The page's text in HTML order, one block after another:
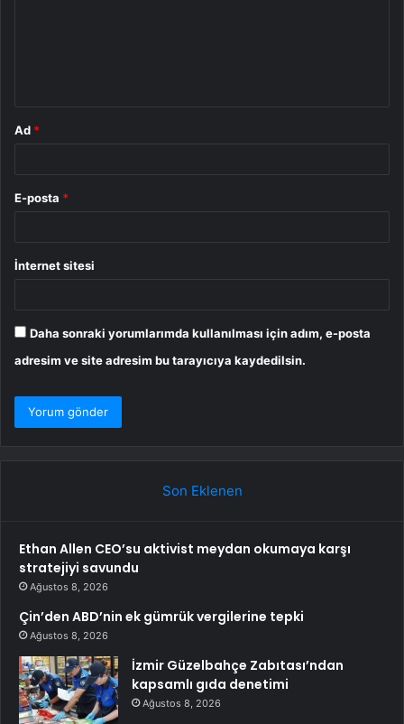
Ad *
E-posta *
İnternet sitesi
Daha sonraki yorumlarımda kullanılması için adım, e-posta
adresim ve site adresim bu tarayıcıya kaydedilsin.
Son Eklenen
Ethan Allen CEO’su aktivist meydan okumaya karşı
stratejiyi savundu
Ağustos 8, 2026
Çin’den ABD’nin ek gümrük vergilerine tepki
Ağustos 8, 2026
İzmir Güzelbahçe Zabıtası’ndan
kapsamlı gıda denetimi
Ağustos 8, 2026